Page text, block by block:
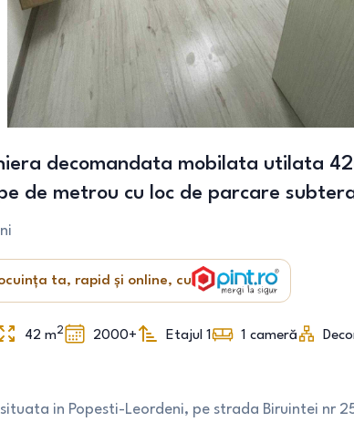
decomandata mobilata utilata
de metrou cu loc de parcare
ta, rapid și online, cu
42m2 2000+ Etajul 1 1 cameră
in Popesti-Leordeni, pe strada Biruintei nr